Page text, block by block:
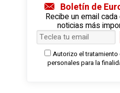
Boletín de
Recibe un email
noticias más
Autorizo el
personales para la